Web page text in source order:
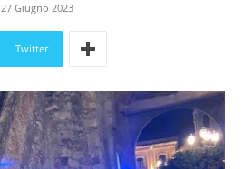
27 Giugno 2023
Twitter